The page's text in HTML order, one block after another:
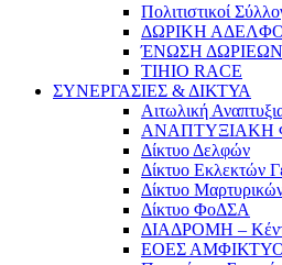
Πολιτιστικοί
ΔΩΡΙΚΗ
ΈΝΩΣΗ
TIHIO RACE
ΣΥΝΕΡΓΑΣΙΕΣ & ΔΙΚΤΥΑ
Αιτωλική
ΑΝΑΠΤΥΞΙΑΚΗ
Δίκτυο Δελφών
Δίκτυο Εκλεκτών
Δίκτυο
Δίκτυο ΦοΔΣΑ
ΔΙΑΔΡΟΜΗ –
ΕΟΕΣ